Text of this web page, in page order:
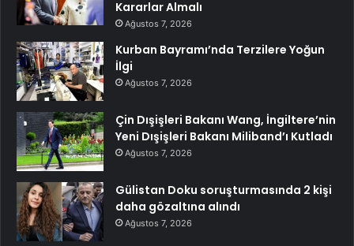
Kararlar Almalı
Ağustos 7, 2026
Kurban Bayramı’nda Terzilere Yoğun
İlgi
Ağustos 7, 2026
Çin Dışişleri Bakanı Wang, İngiltere’nin
Yeni Dışişleri Bakanı Miliband’ı Kutladı
Ağustos 7, 2026
Gülistan Doku soruşturmasında 2 kişi
daha gözaltına alındı
Ağustos 7, 2026